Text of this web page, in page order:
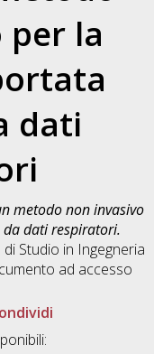
per la
dati
metodo non invasivo
dati respiratori.
Studio in Ingegneria
ad accesso